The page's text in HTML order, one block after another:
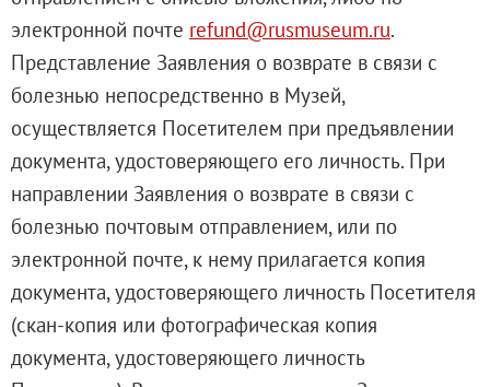
электронной почте refund@rusmuseum.ru.
Представление Заявления о возврате в связи с
болезнью непосредственно в Музей,
осуществляется Посетителем при предъявлении
документа, удостоверяющего его личность. При
направлении Заявления о возврате в связи с
болезнью почтовым отправлением, или по
электронной почте, к нему прилагается копия
документа, удостоверяющего личность Посетителя
(скан-копия или фотографическая копия
документа, удостоверяющего личность